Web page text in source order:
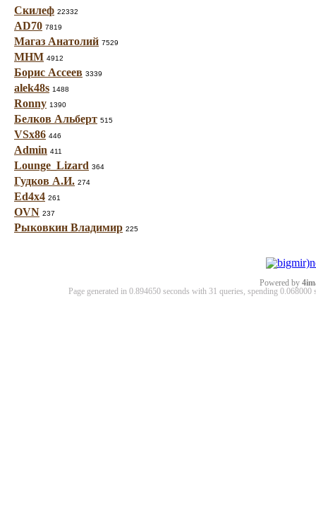
Скилеф 22332
AD70 7819
Магаз Анатолий 7529
МНМ 4912
Борис Ассеев 3339
alek48s 1488
Ronny 1390
Белков Альберт 515
VSx86 446
Admin 411
Lounge_Lizard 364
Гудков А.И. 274
Ed4x4 261
OVN 237
Рыковкин Владимир 225
Powered by
Page generated in 0.894650 seconds with 31 queries, spending